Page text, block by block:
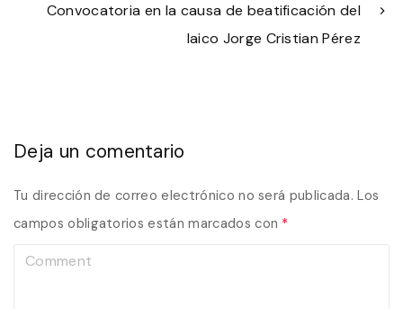
Convocatoria en la causa de beatificación del
laico Jorge Cristian Pérez
Deja un comentario
Tu dirección de correo electrónico no será publicada. Los
campos obligatorios están marcados con *